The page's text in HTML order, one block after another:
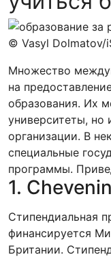
© Vasyl Dolmatov/
Множество
на
образования. Их
университеты, но
организации. В
специальные
программы.
1.
Стипендиальная
финансируется
Британии.